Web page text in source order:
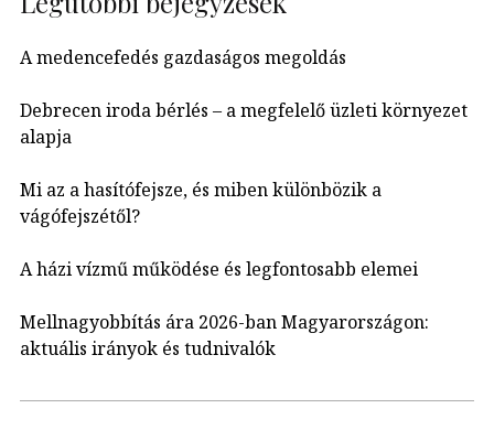
A medencefedés gazdaságos megoldás
Debrecen iroda bérlés – a megfelelő üzleti környezet
alapja
Mi az a hasítófejsze, és miben különbözik a
vágófejszétől?
A házi vízmű működése és legfontosabb elemei
Mellnagyobbítás ára 2026-ban Magyarországon:
aktuális irányok és tudnivalók